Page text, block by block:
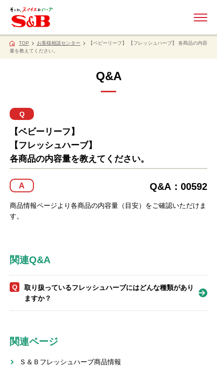
TOP お客様相談センター
【ベビーリーフ】 【フレッシュハーブ】 各商品の内容
量を教えてください。
Q&A
Q
【ベビーリーフ】
【フレッシュハーブ】
各商品の内容量を教えてください。
Q&A：00592
A
商品情報ページより各商品の内容量（目安）をご確認いただけま
す。
関連Q&A
Q
取り扱っているフレッシュハーブにはどんな種類があり
ますか？
関連ページ
Ｓ＆Ｂフレッシュハーブ商品情報